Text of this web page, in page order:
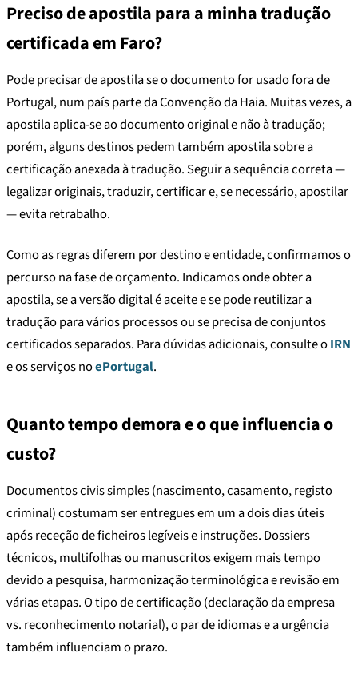
Preciso de apostila para a minha tradução
certificada em Faro?
Pode precisar de apostila se o documento for usado fora de
Portugal, num país parte da Convenção da Haia. Muitas vezes, a
apostila aplica-se ao documento original e não à tradução;
porém, alguns destinos pedem também apostila sobre a
certificação anexada à tradução. Seguir a sequência correta —
legalizar originais, traduzir, certificar e, se necessário, apostilar
— evita retrabalho.
Como as regras diferem por destino e entidade, confirmamos o
percurso na fase de orçamento. Indicamos onde obter a
apostila, se a versão digital é aceite e se pode reutilizar a
tradução para vários processos ou se precisa de conjuntos
certificados separados. Para dúvidas adicionais, consulte oIRN
e os serviços noePortugal.
Quanto tempo demora e o que influencia o
custo?
Documentos civis simples (nascimento, casamento, registo
criminal) costumam ser entregues em um a dois dias úteis
após receção de ficheiros legíveis e instruções. Dossiers
técnicos, multifolhas ou manuscritos exigem mais tempo
devido a pesquisa, harmonização terminológica e revisão em
várias etapas. O tipo de certificação (declaração da empresa
vs. reconhecimento notarial), o par de idiomas e a urgência
também influenciam o prazo.